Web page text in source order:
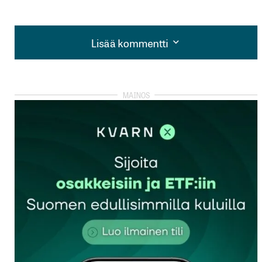
Lisää kommentti
Lisää kommentti
kirjautua
rekisteröityä
Sähköpostiosoitettasi ei julkaista.Pakolliset
kentät on merkitty*